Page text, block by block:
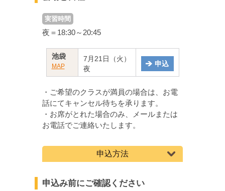
実習時間
夜＝18:30～20:45
池袋
MAP
7月21日（火）
夜
申込
・ご希望のクラスが満員の場合は、お電
話にてキャンセル待ちを承ります。
・お席がとれた場合のみ、メールまたは
お電話でご連絡いたします。
申込方法
申込み前にご確認ください